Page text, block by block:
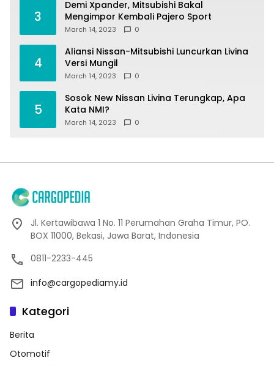
3
Demi Xpander, Mitsubishi Bakal
Mengimpor Kembali Pajero Sport
March 14, 2023 0
4
Aliansi Nissan-Mitsubishi Luncurkan Livina
Versi Mungil
March 14, 2023 0
5
Sosok New Nissan Livina Terungkap, Apa
Kata NMI?
March 14, 2023 0
Jl. Kertawibawa 1 No. 11 Perumahan Graha Timur, PO.
BOX 11000, Bekasi, Jawa Barat, Indonesia
0811-2233-445
info@cargopediamy.id
Kategori
Berita
Otomotif